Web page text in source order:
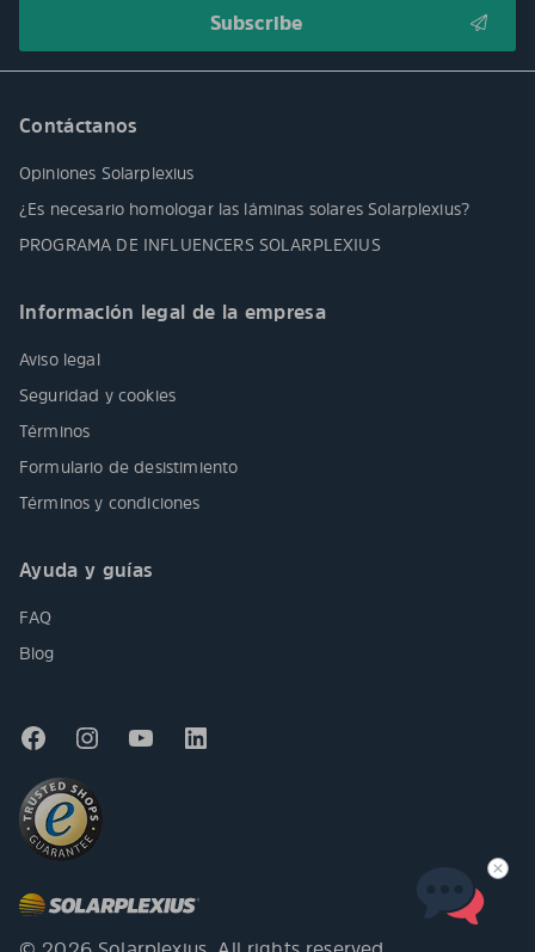
Contáctanos
Opiniones Solarplexius
¿Es necesario homologar las láminas solares Solarplexius?
PROGRAMA DE INFLUENCERS SOLARPLEXIUS
Información legal de la empresa
Aviso legal
Seguridad y cookies
Términos
Formulario de desistimiento
Términos y condiciones
Ayuda y guías
FAQ
Blog